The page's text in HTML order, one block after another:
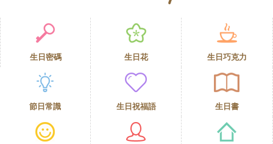
生日密碼 生日花 生日巧克力
節日常識 生日祝福語 生日書